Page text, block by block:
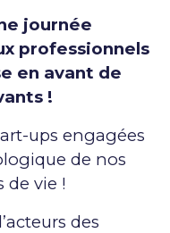
journée
professionnels
en avant de
!
ups engagées
de nos
de vie !
des